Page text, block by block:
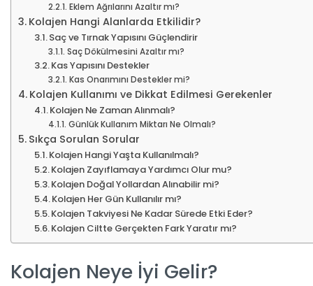
Eklem Ağrılarını Azaltır mı?
Kolajen Hangi Alanlarda Etkilidir?
Saç ve Tırnak Yapısını Güçlendirir
Saç Dökülmesini Azaltır mı?
Kas Yapısını Destekler
Kas Onarımını Destekler mi?
Kolajen Kullanımı ve Dikkat Edilmesi Gerekenler
Kolajen Ne Zaman Alınmalı?
Günlük Kullanım Miktarı Ne Olmalı?
Sıkça Sorulan Sorular
Kolajen Hangi Yaşta Kullanılmalı?
Kolajen Zayıflamaya Yardımcı Olur mu?
Kolajen Doğal Yollardan Alınabilir mi?
Kolajen Her Gün Kullanılır mı?
Kolajen Takviyesi Ne Kadar Sürede Etki Eder?
Kolajen Ciltte Gerçekten Fark Yaratır mı?
Kolajen Neye İyi Gelir?